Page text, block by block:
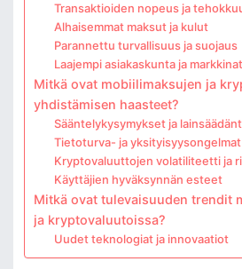
Transaktioiden nopeus ja
Alhaisemmat maksut ja kulut
Parannettu turvallisuus ja suojaus
Laajempi asiakaskunta ja markkinat
Mitkä ovat mobiilimaksujen ja
yhdistämisen haasteet?
Sääntelykysymykset ja
Tietoturva- ja yksityisyysongelmat
Kryptovaluuttojen volatiliteetti ja
Käyttäjien hyväksynnän esteet
Mitkä ovat tulevaisuuden trendit
ja kryptovaluutoissa?
Uudet teknologiat ja innovaatiot